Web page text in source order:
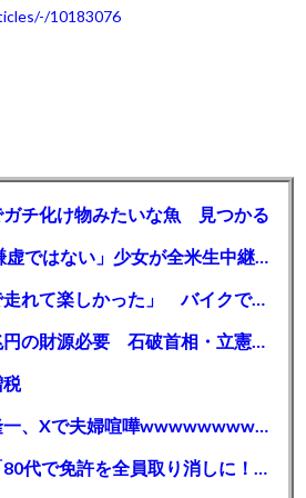
10183076
ガチ化け物みたいな魚 見つかる
【MLB】「大谷は謙虚ではない」少女が全米生中継で突然の大谷翔平批判 サイン無視された過去明かす
【千葉】「みんなで走れて楽しかった」 バイクでバースデー集団暴走 男女５７人を書類送検 SNSで参加者募る
ガソリン減税、１兆円の財源必要 石破首相・立憲野田氏「財源は死に物狂いで確保しなければならない」「本当に死に物狂いで」
【悲報】論客米山隆一、Xで夫婦喧嘩wwwwwwwwwwww
【芸能】高橋真麻「80代で免許を全員取り消しに！」 高齢ドライバーの事故問題で、高齢者の運転免許取り消し法を提案